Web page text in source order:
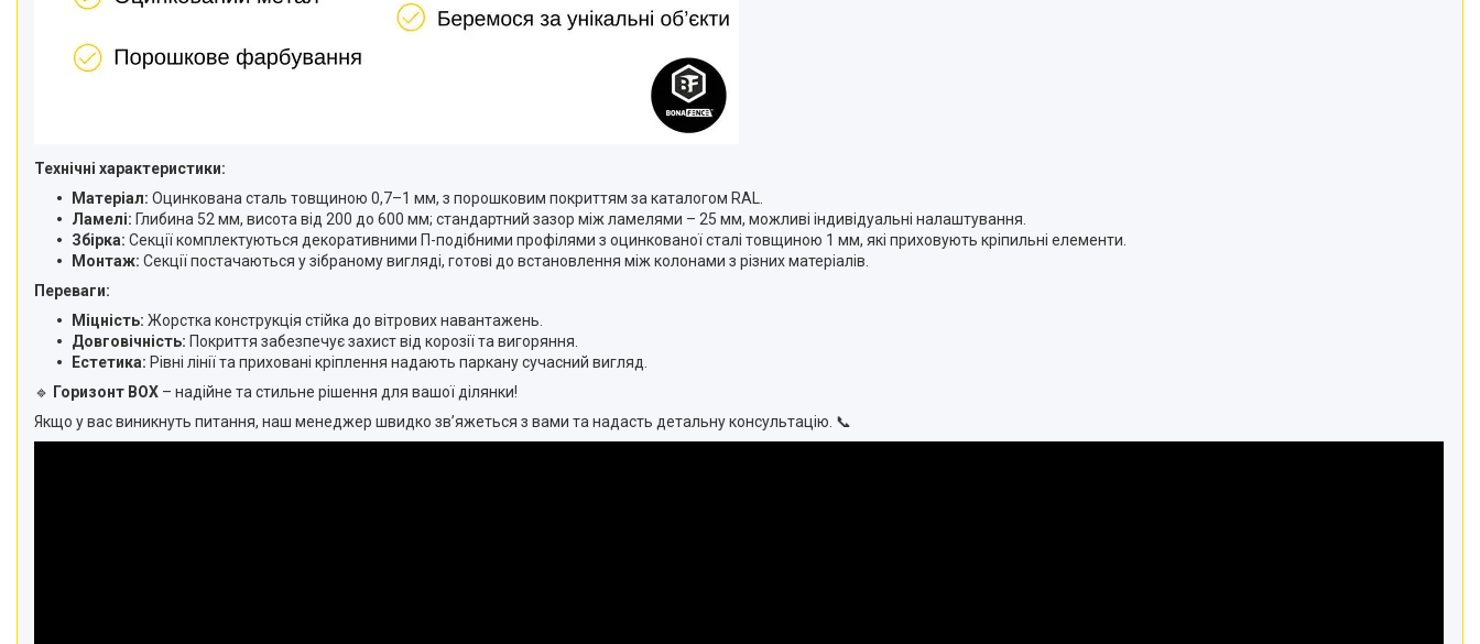
Технічні характеристики:
Матеріал: Оцинкована сталь товщиною 0,7–1 мм, з порошковим покриттям за каталогом RAL.
Ламелі: Глибина 52 мм, висота від 200 до 600 мм; стандартний зазор між ламелями – 25 мм, можливі індивідуальні налаштування.
Збірка: Секції комплектуються декоративними П-подібними профілями з оцинкованої сталі товщиною 1 мм, які приховують кріпильні елементи.
Монтаж: Секції постачаються у зібраному вигляді, готові до встановлення між колонами з різних матеріалів.
Переваги:
Міцність: Жорстка конструкція стійка до вітрових навантажень.
Довговічність: Покриття забезпечує захист від корозії та вигоряння.
Естетика: Рівні лінії та приховані кріплення надають паркану сучасний вигляд.
🔹 Горизонт BOX – надійне та стильне рішення для вашої ділянки!
Якщо у вас виникнуть питання, наш менеджер швидко зв’яжеться з вами та надасть детальну консультацію. 📞